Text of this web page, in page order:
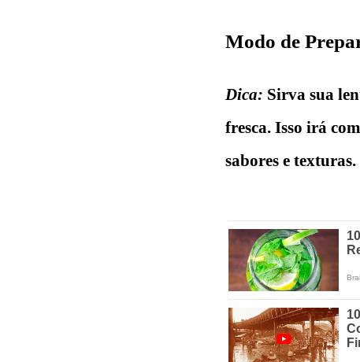
Modo de
Dica: Sirva sua
fresca. Isso irá
sabores e texturas.